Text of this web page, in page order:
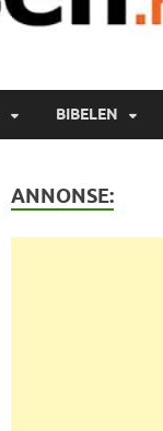
BIBELEN
ANNONSE: